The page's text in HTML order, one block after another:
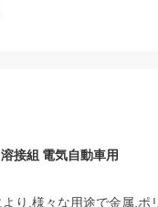
接組 電気自動車用
り,様々な用途で金属,